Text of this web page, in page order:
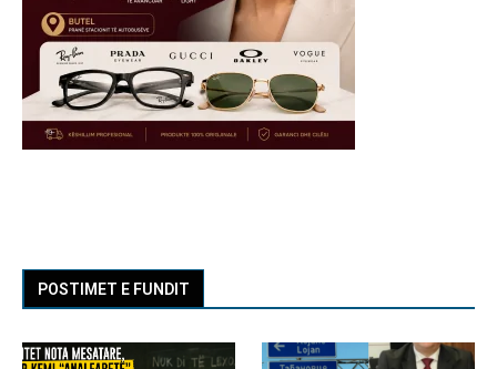
POSTIMET E FUNDIT